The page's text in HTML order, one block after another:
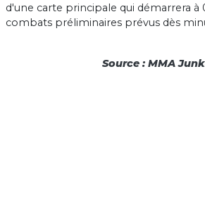
d'une carte principale qui démarrera à
combats préliminaires prévus dès
Source : MMA